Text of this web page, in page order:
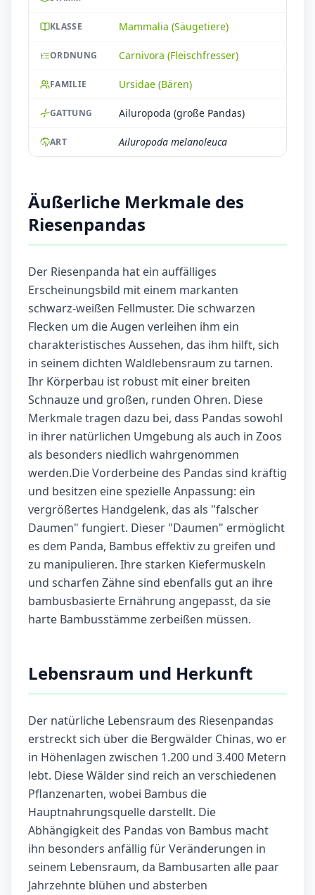
KLASSE Mammalia (Säugetiere)
ORDNUNG Carnivora (Fleischfresser)
FAMILIE Ursidae (Bären)
GATTUNG Ailuropoda (große Pandas)
ART Ailuropoda melanoleuca
Äußerliche Merkmale des
Riesenpandas
Der Riesenpanda hat ein auffälliges
Erscheinungsbild mit einem markanten
schwarz-weißen Fellmuster. Die schwarzen
Flecken um die Augen verleihen ihm ein
charakteristisches Aussehen, das ihm hilft, sich
in seinem dichten Waldlebensraum zu tarnen.
Ihr Körperbau ist robust mit einer breiten
Schnauze und großen, runden Ohren. Diese
Merkmale tragen dazu bei, dass Pandas sowohl
in ihrer natürlichen Umgebung als auch in Zoos
als besonders niedlich wahrgenommen
werden.Die Vorderbeine des Pandas sind kräftig
und besitzen eine spezielle Anpassung: ein
vergrößertes Handgelenk, das als "falscher
Daumen" fungiert. Dieser "Daumen" ermöglicht
es dem Panda, Bambus effektiv zu greifen und
zu manipulieren. Ihre starken Kiefermuskeln
und scharfen Zähne sind ebenfalls gut an ihre
bambusbasierte Ernährung angepasst, da sie
harte Bambusstämme zerbeißen müssen.
Lebensraum und Herkunft
Der natürliche Lebensraum des Riesenpandas
erstreckt sich über die Bergwälder Chinas, wo er
in Höhenlagen zwischen 1.200 und 3.400 Metern
lebt. Diese Wälder sind reich an verschiedenen
Pflanzenarten, wobei Bambus die
Hauptnahrungsquelle darstellt. Die
Abhängigkeit des Pandas von Bambus macht
ihn besonders anfällig für Veränderungen in
seinem Lebensraum, da Bambusarten alle paar
Jahrzehnte blühen und absterben